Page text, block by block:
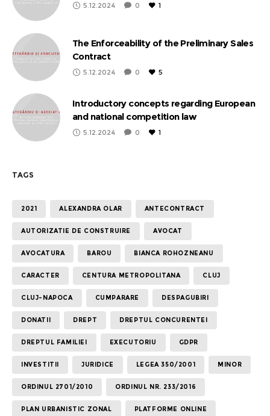
5.12.2024 0 1
The Enforceability of the Preliminary Sales
Contract
5.12.2024 0 5
Introductory concepts regarding European
and national competition law
5.12.2024 0 1
TAGS
2021 ALEXANDRA OLAR ANTECONTRACT
AUTORIZATIE DE CONSTRUIRE AVOCAT
AVOCATURA BAROU BIANCA ROHOZNEANU
CARACTER CENTURA METROPOLITANA CLUJ
CLUJ-NAPOCA CUMPARARE DESPAGUBIRI
DONATII DREPT DREPTUL CONCURENTEI
DREPTUL FAMILIEI EXECUTORIU GDPR
INVESTITII JURIDICE LEGEA 350/2001 MINOR
ORDINUL 2701/2010 ORDINUL NR. 233/2016
PLAN URBANISTIC ZONAL PLATFORME ONLINE